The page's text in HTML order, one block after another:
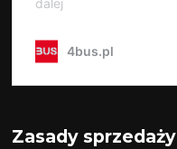
Zasady sprzedaży